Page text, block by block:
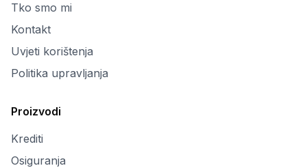
Tko smo mi
Kontakt
Uvjeti korištenja
Politika upravljanja
Proizvodi
Krediti
Osiguranja